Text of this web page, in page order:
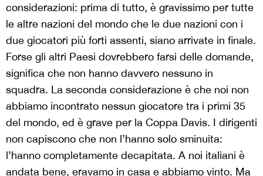
considerazioni: prima di tutto, è gravissimo per tutte
le altre nazioni del mondo che le due nazioni con i
due giocatori più forti assenti, siano arrivate in finale.
Forse gli altri Paesi dovrebbero farsi delle domande,
significa che non hanno davvero nessuno in
squadra. La seconda considerazione è che noi non
abbiamo incontrato nessun giocatore tra i primi 35
del mondo, ed è grave per la Coppa Davis. I dirigenti
non capiscono che non l’hanno solo sminuita:
l’hanno completamente decapitata. A noi italiani è
andata bene, eravamo in casa e abbiamo vinto. Ma